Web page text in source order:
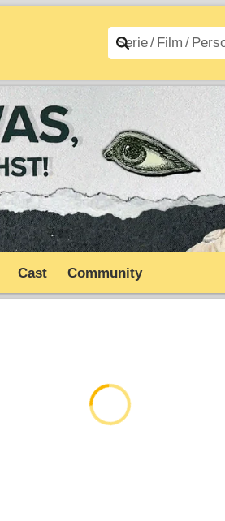
Filme A–Z
Cast Community